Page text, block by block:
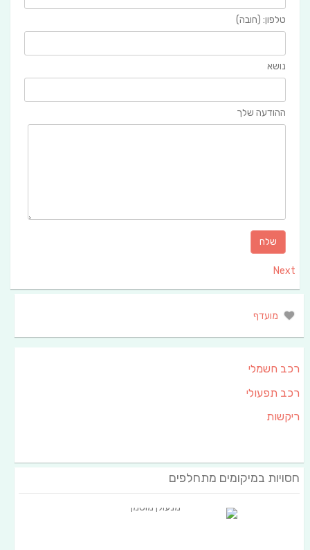
טלפון: (חובה)
נושא
ההודעה שלך
Next
מועדף
רכב חשמלי
רכב תפעולי
ריקשות
חסויות במיקומים מתחלפים